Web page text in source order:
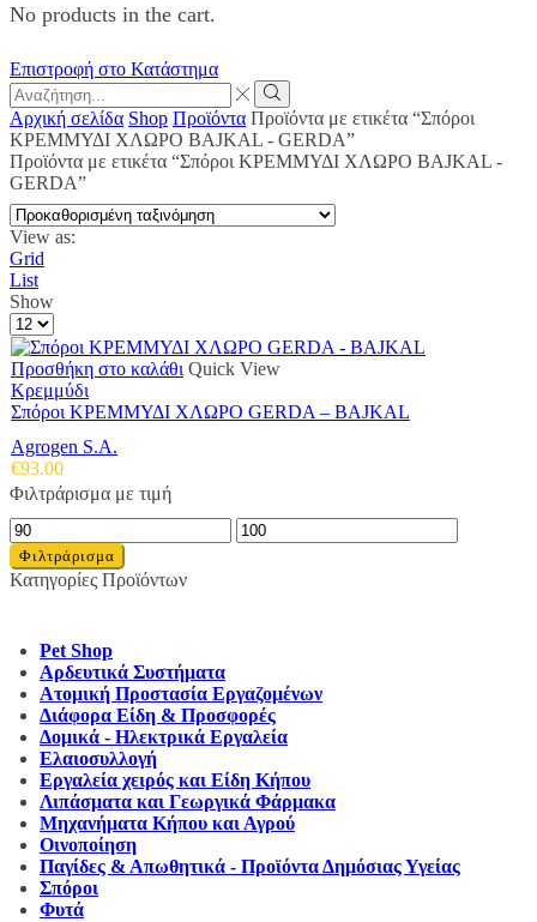
No products in the cart.
Επιστροφή στο Κατάστημα
Search
input
Search
Αρχική σελίδα Shop Προϊόντα Προϊόντα με ετικέτα “Σπόροι
ΚΡΕΜΜΥΔΙ ΧΛΩΡΟ BAJKAL - GERDA”
Προϊόντα με ετικέτα “Σπόροι ΚΡΕΜΜΥΔΙ ΧΛΩΡΟ BAJKAL -
GERDA”
View as:
Grid
List
Show
Products
per
page
Προσθήκη στο καλάθι Quick View
Κρεμμύδι
Σπόροι ΚΡΕΜΜΥΔΙ ΧΛΩΡΟ GERDA – BAJKAL
Agrogen S.A.
€93.00
Φιλτράρισμα με τιμή
Ελάχιστη
τιμή
Μέγιστη
τιμή
Φιλτράρισμα
Κατηγορίες Προϊόντων
Pet Shop
Αρδευτικά Συστήματα
Ατομική Προστασία Εργαζομένων
Διάφορα Είδη & Προσφορές
Δομικά - Ηλεκτρικά Εργαλεία
Ελαιοσυλλογή
Εργαλεία χειρός και Είδη Κήπου
Λιπάσματα και Γεωργικά Φάρμακα
Μηχανήματα Κήπου και Αγρού
Οινοποίηση
Παγίδες & Απωθητικά - Προϊόντα Δημόσιας Υγείας
Σπόροι
Φυτά